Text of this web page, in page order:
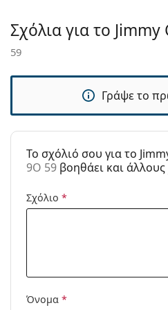
Πανί
καθαρισμού:
Ναι
Άλλα
Γυναικεία
Χρήση:
Μόδα
Προϊόντος /
Σχόλια για το Jimmy
59
Γράψε το
To σχόλιό σου για το
9O 59 βοηθάει και
Σχόλιο *
Όνομα *